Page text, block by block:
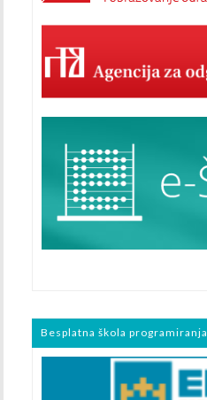
Besplatna škola programiranja